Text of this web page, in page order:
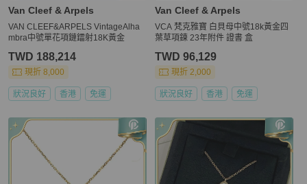
Van Cleef & Arpels
VAN CLEEF&ARPELS VintageAlha
mbra中號單花項鏈鐳射18K黃金
TWD 188,214
現折 8,000
狀況良好 香港 免運
Van Cleef & Arpels
VCA 梵克雅寶 白貝母中號18k黃金四
葉草項鍊 23年附件 證書 盒
TWD 96,129
現折 2,000
狀況良好 香港 免運